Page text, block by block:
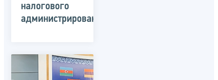
налогового
администрирования